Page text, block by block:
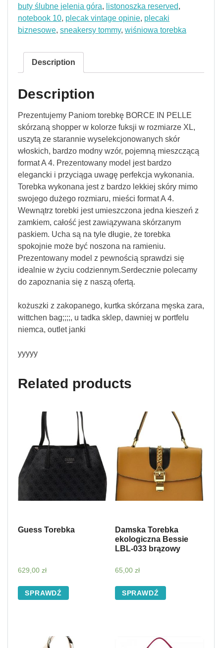
buty ślubne jelenia góra, listonoszka reserved,
notebook 10, plecak vintage opinie, plecaki
biznesowe, sneakersy tommy, wiśniowa torebka
Description
Description
Prezentujemy Paniom torebkę BORCE IN PELLE
skórzaną shopper w kolorze fuksji w rozmiarze XL,
uszytą ze starannie wyselekcjonowanych skór
włoskich, bardzo modny wzór, pojemną mieszczącą
format A 4. Prezentowany model jest bardzo
elegancki i przyciąga uwagę perfekcja wykonania.
Torebka wykonana jest z bardzo lekkiej skóry mimo
swojego dużego rozmiaru, mieści format A 4.
Wewnątrz torebki jest umieszczona jedna kieszeń z
zamkiem, całość jest zawiązywana skórzanym
paskiem. Ucha są na tyle długie, że torebka
spokojnie może być noszona na ramieniu.
Prezentowany model z pewnością sprawdzi się
idealnie w życiu codziennym.Serdecznie polecamy
do zapoznania się z naszą ofertą.
kożuszki z zakopanego, kurtka skórzana męska zara,
wittchen bag;;;;, u tadka sklep, dawniej w portfelu
niemca, outlet janki
yyyyy
Related products
Guess Torebka
629,00 zł
SPRAWDŹ
Damska Torebka
ekologiczna Bessie
LBL-033 brązowy
65,00 zł
SPRAWDŹ